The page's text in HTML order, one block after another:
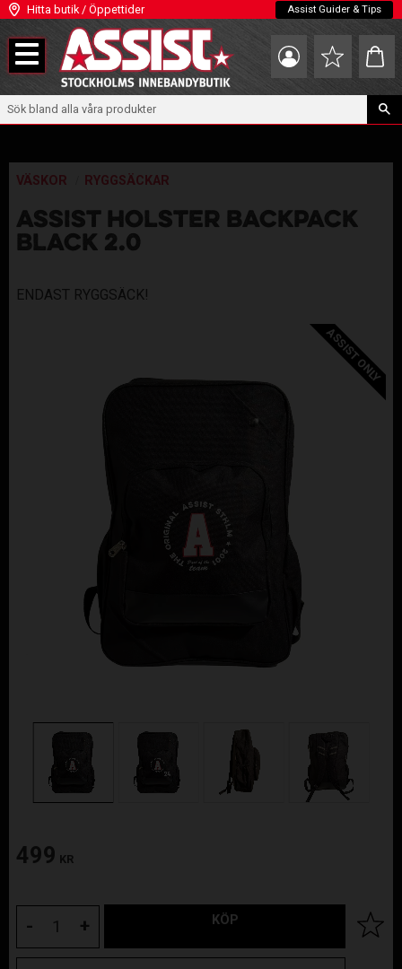
Meny
Hitta butik / Öppettider Assist Guider & Tips
Favoriter
VÄSKOR RYGGSÄCKAR
ASSIST HOLSTER BACKPACK
BLACK 2.0
ENDAST RYGGSÄCK!
ASSIST ONLY
499 KR
+
- KÖP Lägg